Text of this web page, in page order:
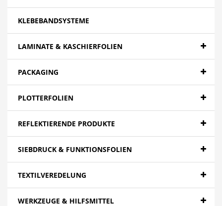
KLEBEBANDSYSTEME
LAMINATE & KASCHIERFOLIEN
PACKAGING
PLOTTERFOLIEN
REFLEKTIERENDE PRODUKTE
SIEBDRUCK & FUNKTIONSFOLIEN
TEXTILVEREDELUNG
WERKZEUGE & HILFSMITTEL